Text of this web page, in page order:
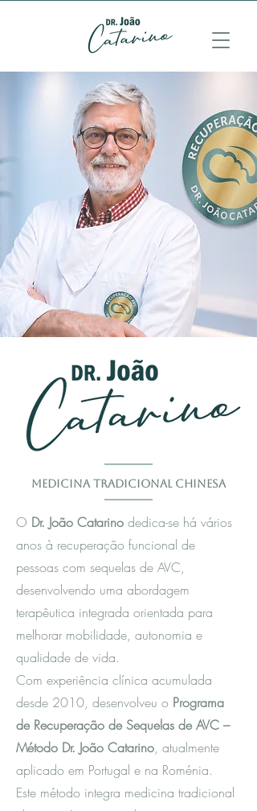
Medicina Tradicional Chinesa
O Dr. João Catarino dedica-se há vários
anos à recuperação funcional de
pessoas com sequelas de AVC,
desenvolvendo uma abordagem
terapêutica integrada orientada para
melhorar mobilidade, autonomia e
qualidade de vida.
Com experiência clínica acumulada
desde 2010, desenvolveu o Programa
de Recuperação de Sequelas de AVC –
Método Dr. João Catarino, atualmente
aplicado em Portugal e na Roménia.
Este método integra medicina tradicional